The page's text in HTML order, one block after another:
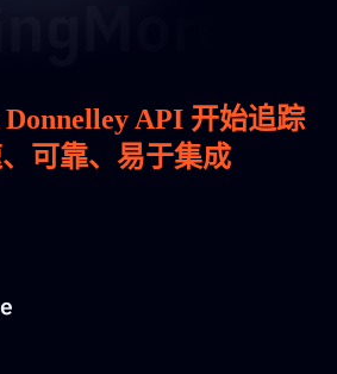
API 开始追踪
可靠、易于集成